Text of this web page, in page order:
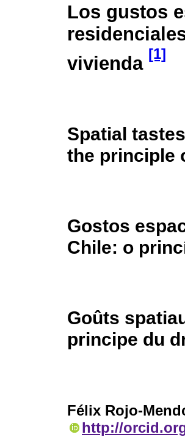
Los gustos
vivienda [1]
Spatial
the principle
Gostos
Chile: o
Goûts
principe du
Félix Rojo-
http://